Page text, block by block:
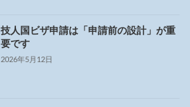
技人国ビザ申請は「申請前の設計」が重
要です
2026年5月12日